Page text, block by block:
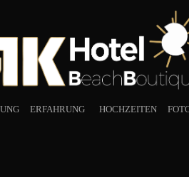
ERFAHRUNG HOCHZEITEN